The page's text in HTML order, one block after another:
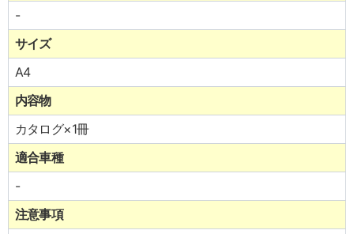
-
サイズ
A4
内容物
カタログ×1冊
適合車種
-
注意事項